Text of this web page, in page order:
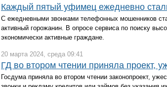
Каждый пятый уфимец ежедневно
С ежедневными звонками телефонных мошенников
активный горожанин. В опросе сервиса по поиску
экономически активные граждане.
20 марта 2024, среда 09:41
ГД во втором чтении приняла проект,
Госдума приняла во втором чтении законопроект,